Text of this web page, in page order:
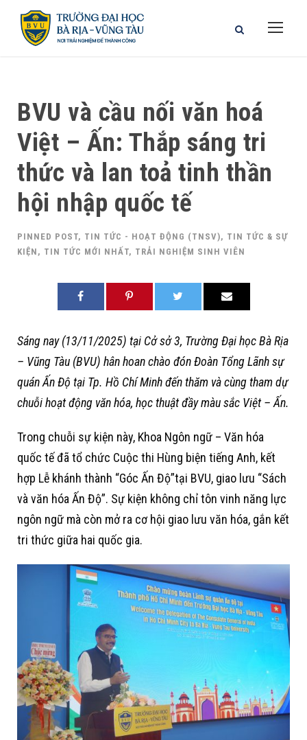
BVU và cầu nối văn hoá
Việt – Ấn: Thắp sáng tri
thức và lan toả tinh thần
hội nhập quốc tế
PINNED POST, TIN TỨC - HOẠT ĐỘNG (TNSV), TIN TỨC & SỰ
KIỆN , TIN TỨC MỚI NHẤT, TRẢI NGHIỆM SINH VIÊN
Sáng nay (13/11/2025) tại Cở sở 3, Trường Đại học Bà Rịa
– Vũng Tàu (BVU) hân hoan chào đón Đoàn Tổng Lãnh sự
quán Ấn Độ tại Tp. Hồ Chí Minh đến thăm và cùng tham dự
chuỗi hoạt động văn hóa, học thuật đầy màu sắc Việt – Ấn.
Trong chuỗi sự kiện này, Khoa Ngôn ngữ – Văn hóa
quốc tế đã tổ chức Cuộc thi Hùng biện tiếng Anh, kết
hợp Lễ khánh thành “Góc Ấn Độ”tại BVU, giao lưu “Sách
và văn hóa Ấn Độ”. Sự kiện không chỉ tôn vinh năng lực
ngôn ngữ mà còn mở ra cơ hội giao lưu văn hóa, gắn kết
tri thức giữa hai quốc gia.